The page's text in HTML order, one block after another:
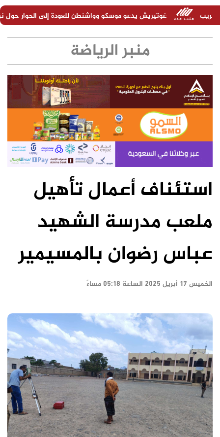
يدعو موسكو وواشنطن للعودة إلى الحوار حول نزع السلاح النووي
منبر الرياضة
استئناف أعمال تأهيل
ملعب مدرسة الشهيد
عباس رضوان بالمسيمير
الخميس ١٧ أبريل ٢٠٢٥ الساعة ٠٥:١٨ مساءً